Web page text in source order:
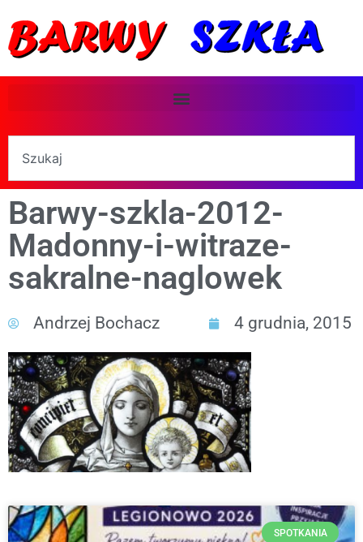
Barwy-szkla-2012-
Madonny-i-witraze-
sakralne-naglowek
Andrzej Bochacz 4 grudnia, 2015
SPOTKANIA